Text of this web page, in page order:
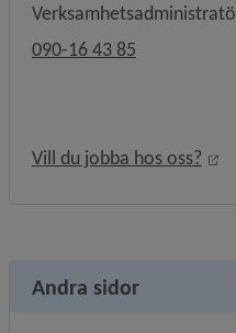
090-16 43 85
Vill du jobba hos oss?
Andra sidor